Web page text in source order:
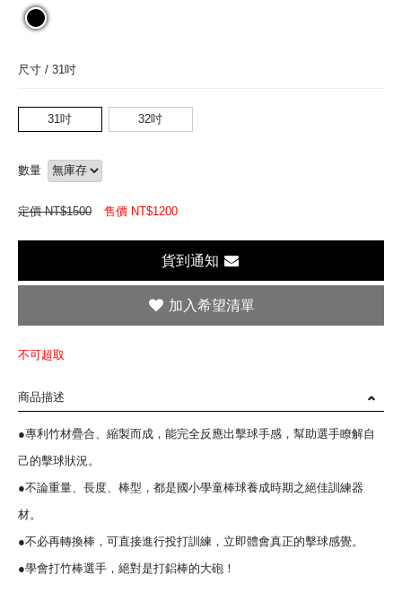
尺寸 / 31吋
31吋 32吋
數量
定價 NT$1500 售價 NT$1200
貨到通知
不可超取
商品描述
●專利竹材疊合、縮製而成，能完全反應出擊球手感，幫助選手瞭解自
己的擊球狀況。
●不論重量、長度、棒型，都是國小學童棒球養成時期之絕佳訓練器
材。
●不必再轉換棒，可直接進行投打訓練，立即體會真正的擊球感覺。
●學會打竹棒選手，絕對是打鋁棒的大砲！